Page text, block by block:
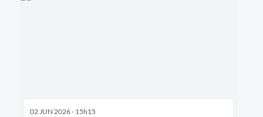
02 JUN 2026 - 15h15